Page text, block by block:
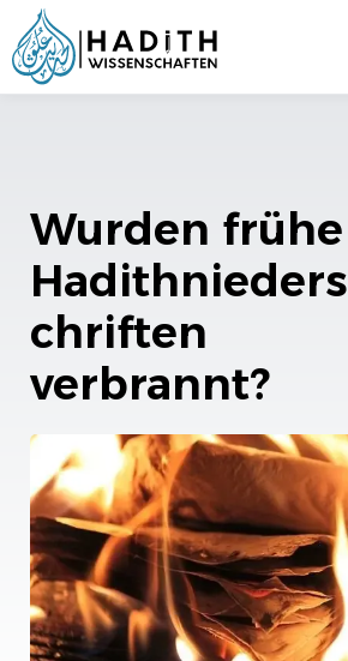
Wurden frühe
Hadithnieders
chriften
verbrannt?